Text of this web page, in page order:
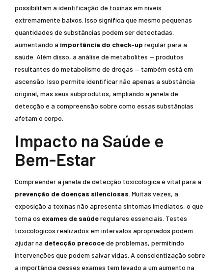
possibilitam a identificação de toxinas em níveis
extremamente baixos. Isso significa que mesmo pequenas
quantidades de substâncias podem ser detectadas,
aumentando a importância do check-up regular para a
saúde. Além disso, a análise de metabolites — produtos
resultantes do metabolismo de drogas — também está em
ascensão. Isso permite identificar não apenas a substância
original, mas seus subprodutos, ampliando a janela de
detecção e a compreensão sobre como essas substâncias
afetam o corpo.
Impacto na Saúde e
Bem-Estar
Compreender a janela de detecção toxicológica é vital para a
prevenção de doenças silenciosas . Muitas vezes, a
exposição a toxinas não apresenta sintomas imediatos, o que
torna os exames de saúderegulares essenciais. Testes
toxicológicos realizados em intervalos apropriados podem
ajudar na detecção precocede problemas, permitindo
intervenções que podem salvar vidas. A conscientização sobre
a importância desses exames tem levado a um aumento na